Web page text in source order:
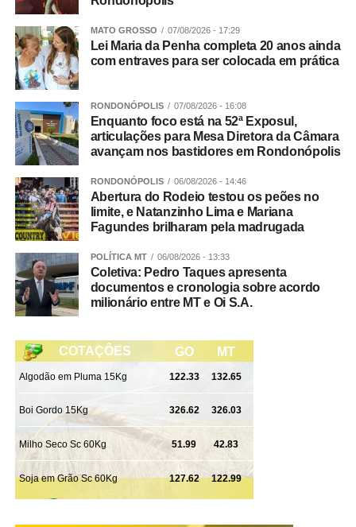
Pavilhão de Palestras
16h – O mercado mudou, e seu boi? Waldemar Maia,
gerente de fomento Minerva Foods
Pavilhão de Palestras
17h – O que as novilhas do cedo tem de especial e quais
são as novidades de manejo reprodutivo para elas?
Alexandre Prata, gerente técnico GlobalGen.
Pavilhão de Palestras
18h – Governança na Empresa Familiar/gestão dos
membros, filhos, sucessão no negócio – Safras e Cifras.
Pavilhão de Palestras
Pedro Neves
19h – Vitrine da Carne- SENAR MT – Peixe – NAC –
19h – Leilão Virtual – Centro de Eventos
20h – Rodeio – Arena João Poteiro
MATO GROSSO 07/08/2026 - 17:29
Lei Maria da Penha completa 20 anos ainda
com entraves para ser colocada em prática
RONDONÓPOLIS 07/08/2026 - 16:08
Enquanto foco está na 52ª Exposul,
articulações para Mesa Diretora da Câmara
avançam nos bastidores em Rondonópolis
RONDONÓPOLIS 06/08/2026 - 14:46
Abertura do Rodeio testou os peões no
limite, e Natanzinho Lima e Mariana
Fagundes brilharam pela madrugada
POLÍTICA MT 06/08/2026 - 13:33
Coletiva: Pedro Taques apresenta
documentos e cronologia sobre acordo
milionário entre MT e Oi S.A.